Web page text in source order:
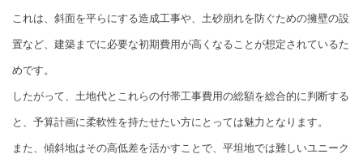
これは、斜面を平らにする造成工事や、土砂崩れを防ぐための擁壁の設
置など、建築までに必要な初期費用が高くなることが想定されているた
めです。
したがって、土地代とこれらの付帯工事費用の総額を総合的に判断する
と、予算計画に柔軟性を持たせたい方にとっては魅力となります。
また、傾斜地はその高低差を活かすことで、平坦地では難しいユニーク